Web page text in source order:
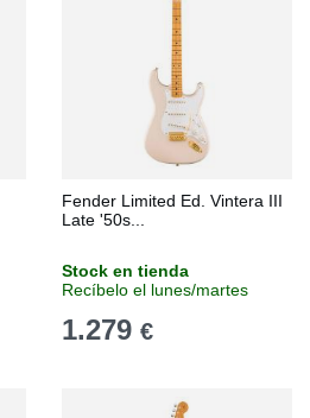
Fender Limited Ed. Vintera III
Late '50s...
Stock en tienda
Recíbelo el lunes/martes
1.279 €